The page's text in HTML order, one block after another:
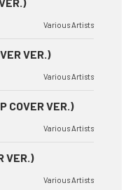
Various Artists
VER.)
Various Artists
COVER VER.)
Various Artists
VER.)
Various Artists